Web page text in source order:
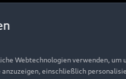
Webtechnologien verwenden,
einschließlich